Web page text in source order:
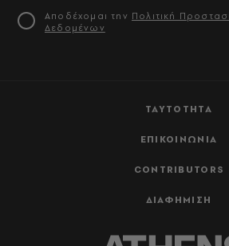
ΤΑΥΤΟΤΗΤΑ
ΕΠΙΚΟΙΝΩΝΙΑ
CONTRIBUTORS
ΔΙΑΦΗΜΙΣΗ
Αποδέχομαι την Πολιτική
Δεδομένων